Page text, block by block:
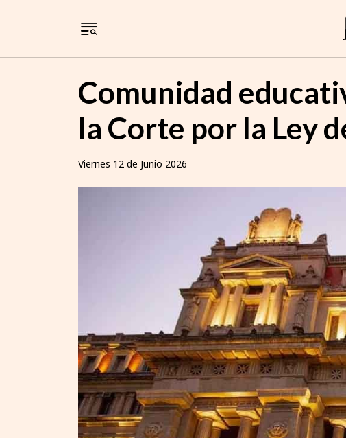
Comunidad
la Corte por la Ley
Viernes 12 de Junio 2026